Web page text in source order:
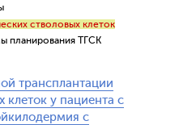
стволовых клеток
планирования ТГСК
трансплантации
клеток у пациента с
с